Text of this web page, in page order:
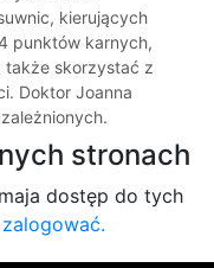
kierujących
punktów karnych,
także skorzystać z
Doktor Joanna
stronach
dostęp do tych